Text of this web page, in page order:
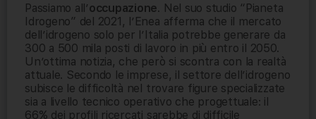
Passiamo all’occupazione. Nel suo studio “Pianeta
Idrogeno” del 2021, l’Enea afferma che il mercato
dell’idrogeno solo per l’Italia potrebbe generare da
300 a 500 mila posti di lavoro in più entro il 2050.
Un’ottima notizia, che però si scontra con la realtà
attuale. Secondo le imprese, il settore dell’idrogeno
subisce le difficoltà nel trovare figure specializzate
sia a livello tecnico operativo che progettuale: il
66% dei profili ricercati sarebbe di difficile